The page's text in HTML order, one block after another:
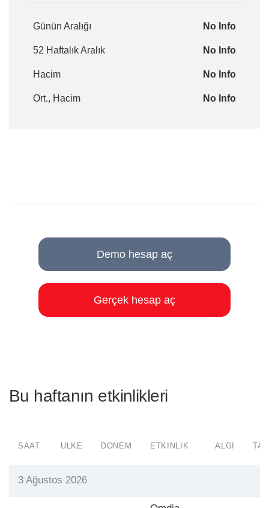
Günün Aralığı No Info
52 Haftalık Aralık No Info
Hacim No Info
Ort., Hacim No Info
Demo hesap aç
Gerçek hesap aç
Bu haftanın etkinlikleri
SAAT ÜLKE DÖNEM ETKINLIK ALGI
3 Ağustos 2026